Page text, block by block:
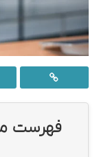
فهرست